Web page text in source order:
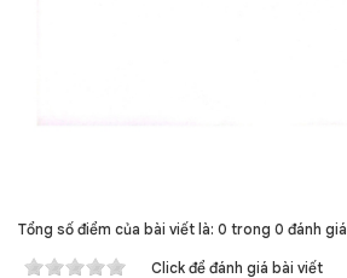
Tổng số điểm của bài viết là: 0 trong 0 đánh giá
Click để đánh giá bài viết